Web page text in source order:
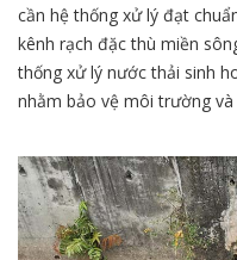
cần hệ thống xử lý đạt
kênh rạch đặc thù miền
thống xử lý nước thải sinh
nhằm bảo vệ môi trường